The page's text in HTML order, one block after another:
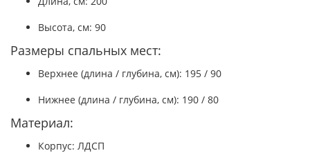
Высота, см: 90
Размеры спальных мест:
Верхнее (длина / глубина, см): 195 / 90
Нижнее (длина / глубина, см): 190 / 80
Материал:
Корпус: ЛДСП